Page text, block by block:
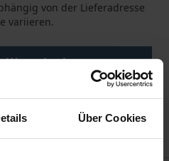
Über Cookies
von der Lieferadresse
variieren.
Warenkorb